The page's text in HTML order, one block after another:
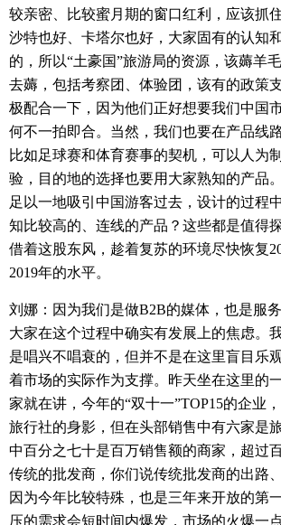
较亲密、比较蜜月期的窗口红利，应该抓
沙特也好、卡塔尔也好，大家固有的认知
的，所以“土豪国”旅游局的资源，该薅羊
去薅，包括考察团、体验团，该有的政策
极配合一下，因为他们正好想要我们中国
何不一拍即合。当然，我们也要在产品线
比如足球赛和体育赛事的契机，可以人为
验，目的地的选择也要用大家熟知的产品
足以一地吸引中国游客过去，设计的过程
知比较高的、连线的产品？这些都是值得
借着这股东风，趁着复苏的环境尽快恢复
2019年的水平。
刘娜：因为我们是做B2B的媒体，也是服
大家在这个过程中确实有发展上的焦虑。
是唱兴不唱衰的，但并不是在这里盲目乐
着市场的实际作为支撑。昨天坐在这里的
家就在讲，今年的“双十一”TOP15的企业
旅行社的身影，但在头部销售中有六家是
中百分之七十是百万销售额的商家，超过
传统的批发商，你们说传统批发商的出路
因为今年比较特殊，也是三年来开放的第
压的需求会短时间内爆发，市场的火爆一